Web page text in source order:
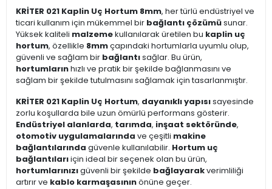
KRİTER 021 Kaplin Uç Hortum 8mm, her türlü endüstriyel ve
ticari kullanım için mükemmel bir bağlantı çözümüsunar.
Yüksek kaliteli malzemekullanılarak üretilen bu kaplin uç
hortum, özellikle 8mmçapındaki hortumlarla uyumlu olup,
güvenli ve sağlam bir bağlantısağlar. Bu ürün,
hortumlarınhızlı ve pratik bir şekilde bağlanmasını ve
sağlam bir şekilde tutulmasını sağlamak için tasarlanmıştır.
KRİTER 021 Kaplin Uç Hortum, dayanıklı yapısısayesinde
zorlu koşullarda bile uzun ömürlü performans gösterir.
Endüstriyel alanlarda, tarımda, inşaat sektöründe,
otomotiv uygulamalarında ve çeşitli makine
bağlantılarında güvenle kullanılabilir. Hortum uç
bağlantılarıiçin ideal bir seçenek olan bu ürün,
hortumlarınızıgüvenli bir şekilde bağlayarakverimliliği
artırır ve kablo karmaşasınınönüne geçer.